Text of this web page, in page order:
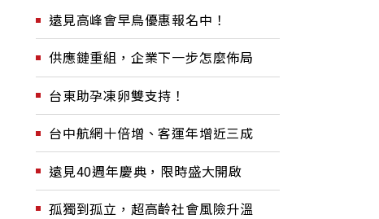
遠見高峰會早鳥優惠報名中！
供應鏈重組，企業下一步怎麼佈局
台東助孕凍卵雙支持！
台中航網十倍增、客運年增近三成
遠見40週年慶典，限時盛大開啟
孤獨到孤立，超高齡社會風險升溫